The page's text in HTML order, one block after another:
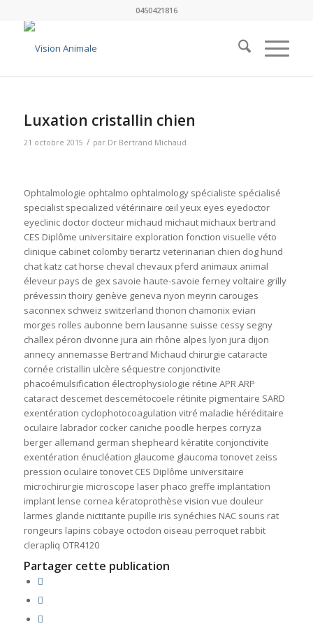
0450421816
Luxation cristallin chien
21 octobre 2015 / par Dr Bertrand Michaud
Ophtalmologie ophtalmo ophtalmology spécialiste spécialisé
specialist specialized vétérinaire œil yeux eyes eyedoctor
eyeclinic doctor docteur michaud michaut michaux bertrand
CES Diplôme universitaire exploration fonction visuelle véto
clinique cabinet colomby tierartz veterinarian chien dog hund
chat katz cat horse cheval chevaux pferd animaux animal
éleveur pays de gex savoie haute-savoie ferney voltaire grilly
prévessin thoiry genève geneva nyon meyrin carouges
saconnex schweiz switzerland thonon chamonix evian
morges rolles aubonne bern lausanne suisse cessy segny
challex péron divonne jura ain rhône alpes lyon jura dijon
annecy annemasse Bertrand Michaud chirurgie cataracte
cornée cristallin ulcère séquestre conjonctivite
phacoémulsification électrophysiologie rétine APR ARP
cataract descemet descemétocoele rétinite pigmentaire SARD
exentération cyclophotocoagulation vitré maladie héréditaire
oculaire labrador cocker caniche poodle herpes corryza
berger allemand german shepheard kératite conjonctivite
exentération énucléation glaucome glaucoma tonovet zeiss
pression oculaire tonovet CES Diplôme universitaire
microchirurgie microscope laser phaco greffe implantation
implant lense cornea kératoprothèse vision vue douleur
larmes glande nictitante pupille iris synéchies NAC souris rat
rongeurs lapins cobaye octodon oiseau perroquet rabbit
clerapliq OTR4120
Partager cette publication